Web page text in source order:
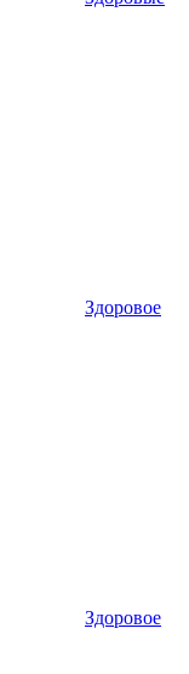
Здоровое
Здоровое